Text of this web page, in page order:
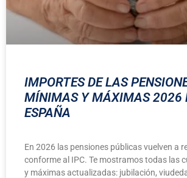
IMPORTES DE LAS
MÍNIMAS Y MÁXIMAS 2026
ESPAÑA
En 2026 las pensiones públicas vuelven a
conforme al IPC. Te mostramos todas las
y máximas actualizadas: jubilación,